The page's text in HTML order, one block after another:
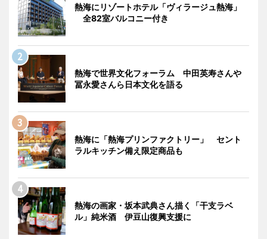
熱海にリゾートホテル「ヴィラージュ熱海」
全82室バルコニー付き
熱海で世界文化フォーラム 中田英寿さんや
冨永愛さんら日本文化を語る
熱海に「熱海プリンファクトリー」 セント
ラルキッチン備え限定商品も
熱海の画家・坂本武典さん描く「干支ラベ
ル」純米酒 伊豆山復興支援に